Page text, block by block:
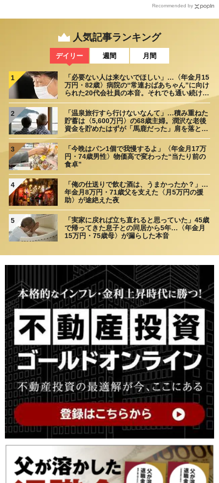
Recommended by
人気記事ランキング
デイリー 週間 月間
1
「必要ない人は来ないでほしい」…〈年金月15
万円・82歳〉病院の“常連おばあちゃん”に向け
られた20代会社員の本音。それでも通い続ける
2
「温泉旅行すら行けないなんて」…積み重ねた
貯蓄は〈5,600万円〉の68歳主婦。潤沢な老後
資金を貯めたはずが「馬鹿だった」肩を落とす
3
「今晩はパン1個で我慢するよ」〈年金月17万
円・74歳男性〉物価高で変わった“当たり前の
食卓”
4
「俺の仕送りで飲む酒は、うまかったか？」…
年金月8万円・71歳父を支えた〈月5万円の援
助〉が途絶えた夜
5
「実家に戻れば立ち直れると思っていた」45歳
で帰ってきた息子との同居から5年…〈年金月
15万円・75歳母〉が漏らした本音